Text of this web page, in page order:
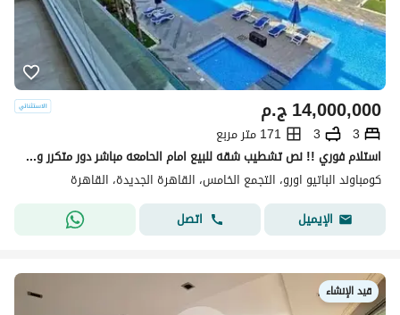
ج.م14,000,000
3
3
171 متر مربع
استلام فوري !! نص تشطيب شقه للبيع امام الحامعه مباشر دور متكرر وفيو خيالي vip لوكيشن 171م 3غرف 3 حمام فيو بوول & لاند سكيب -بجوار ماونتن فيو-ميفيدا
كومباوند الباتيو اورو، التجمع الخامس، القاهرة الجديدة، القاهرة
الإيميل
اتصل
قيد الإنشاء